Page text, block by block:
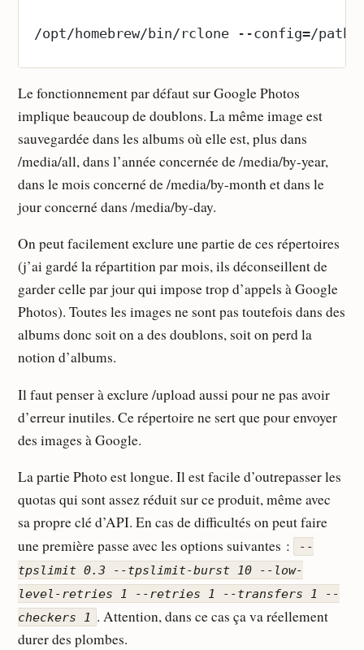
/opt/homebrew/bin/rclone --config=/
Le fonctionnement par défaut sur Google Photos
implique beaucoup de doublons. La même image est
sauvegardée dans les albums où elle est, plus dans
/media/all, dans l’année concernée de /media/by-year,
dans le mois concerné de /media/by-month et dans le
jour concerné dans /media/by-day.
On peut facilement exclure une partie de ces répertoires
(j’ai gardé la répartition par mois, ils déconseillent de
garder celle par jour qui impose trop d’appels à Google
Photos). Toutes les images ne sont pas toutefois dans des
albums donc soit on a des doublons, soit on perd la
notion d’albums.
Il faut penser à exclure /upload aussi pour ne pas avoir
d’erreur inutiles. Ce répertoire ne sert que pour envoyer
des images à Google.
La partie Photo est longue. Il est facile d’outrepasser les
quotas qui sont assez réduit sur ce produit, même avec
sa propre clé d’API. En cas de difficultés on peut faire
une première passe avec les options suivantes :
--
tpslimit 0.3 --tpslimit-burst 10 --low-
level-retries 1 --retries 1 --transfers 1 --
checkers 1 . Attention, dans ce cas ça va réellement
durer des plombes.